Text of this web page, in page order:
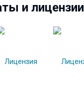
и лицензии